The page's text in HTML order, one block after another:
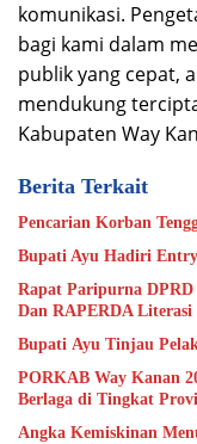
komunikasi.
bagi kami dalam
publik yang cepat,
mendukung
Kabupaten Way
Berita Terkait
Bupati Ayu Hadiri
Rapat Paripurna DPRD
Dan RAPERDA Literasi
Bupati Ayu Tinjau
PORKAB Way Kanan
Berlaga di Tingkat
Angka Kemiskinan